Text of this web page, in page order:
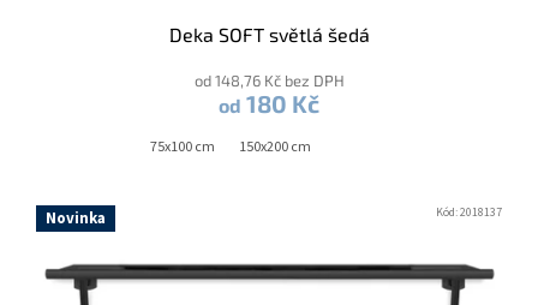
Deka SOFT světlá šedá
od 148,76 Kč bez DPH
od 180 Kč
75x100 cm 150x200 cm
Novinka Kód:2018137